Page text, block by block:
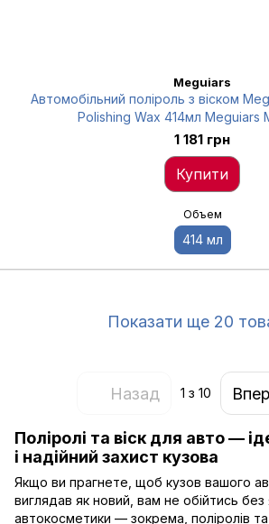
Meguiars
Автомобільний поліроль з віском
Polishing Wax 414мл Meguiars
1 181 грн
Купити
Объем
414 мл
Показати ще 20
Назад 1 з 10
Поліролі та віск для авто —
і надійний захист кузова
Якщо ви прагнете, щоб кузов вашого
виглядав як новий, вам не обійтись без
автокосметики — зокрема, поліролів